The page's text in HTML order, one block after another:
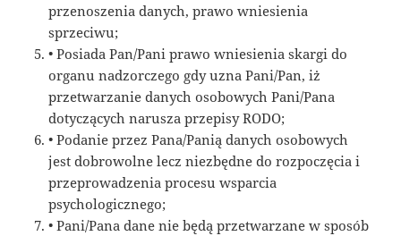
przenoszenia danych, prawo wniesienia
sprzeciwu;
• Posiada Pan/Pani prawo wniesienia skargi do
organu nadzorczego gdy uzna Pani/Pan, iż
przetwarzanie danych osobowych Pani/Pana
dotyczących narusza przepisy RODO;
• Podanie przez Pana/Panią danych osobowych
jest dobrowolne lecz niezbędne do rozpoczęcia i
przeprowadzenia procesu wsparcia
psychologicznego;
• Pani/Pana dane nie będą przetwarzane w sposób